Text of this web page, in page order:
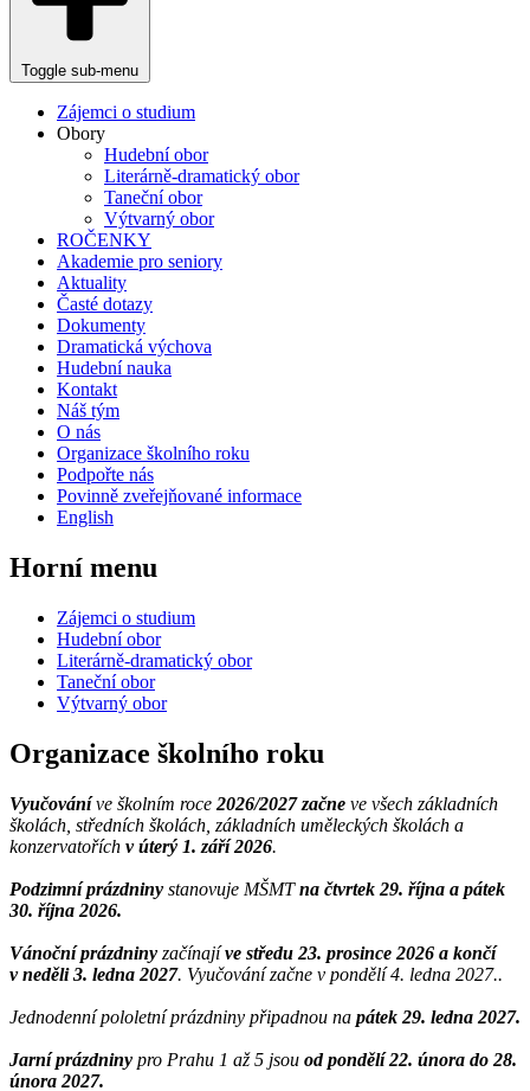
Toggle sub-menu
Zájemci o studium
Obory
Hudební obor
Literárně-dramatický obor
Taneční obor
Výtvarný obor
ROČENKY
Akademie pro seniory
Aktuality
Časté dotazy
Dokumenty
Dramatická výchova
Hudební nauka
Kontakt
Náš tým
O nás
Organizace školního roku
Podpořte nás
Povinně zveřejňované informace
English
Horní menu
Zájemci o studium
Hudební obor
Literárně-dramatický obor
Taneční obor
Výtvarný obor
Organizace školního roku
Vyučováníve školním roce 2026/2027 začne ve všech základních
školách, středních školách, základních uměleckých školách a
konzervatořích v úterý 1. září 2026.
Podzimní prázdniny stanovuje MŠMTna čtvrtek 29. října a pátek
30. října 2026.
Vánoční prázdniny začínajíve středu 23. prosince 2026 a končí
v neděli 3. ledna 2027. Vyučování začne v pondělí 4. ledna 2027..
Jednodenní pololetní prázdniny připadnou na pátek 29. ledna 2027.
Jarní prázdniny pro Prahu 1 až 5 jsou od pondělí 22. února do 28.
února 2027.